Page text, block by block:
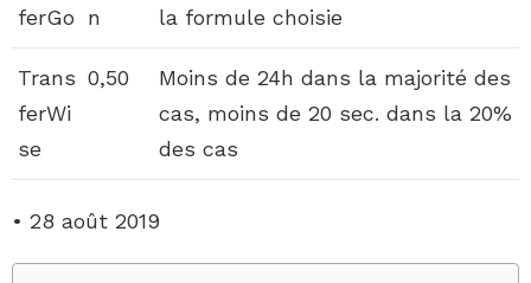
ferGo n la formule choisie
Trans
ferWi
se
0,50
Moins de 24h dans la majorité des
cas, moins de 20 sec. dans la 20%
des cas
• 28 août 2019